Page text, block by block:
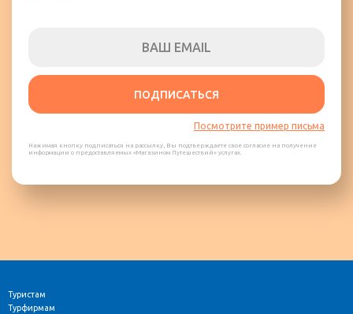
ПОДПИСАТЬСЯ
Посмотрите пример письма
Нажимая кнопку подписаться на рассылку, Вы подтверждаете свое согласие на получение
информации о предоставляемых «Магазином Путешествий» услугах.
Туристам
Турфирмам